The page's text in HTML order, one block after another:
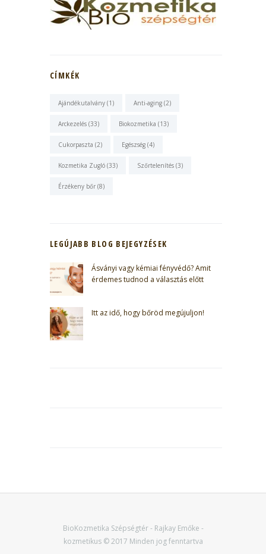
CÍMKÉK
Ajándékutalvány (1) Anti-aging (2)
Arckezelés (33) Biokozmetika (13)
Cukorpaszta (2) Egészség (4)
Kozmetika Zugló (33) Szőrtelenítés (3)
Érzékeny bőr (8)
LEGÚJABB BLOG BEJEGYZÉSEK
Ásványi vagy kémiai fényvédő? Amit
érdemes tudnod a választás előtt
Itt az idő, hogy bőröd megújuljon!
BioKozmetika Szépségtér - Rajkay Emőke -
kozmetikus © 2017 Minden jog fenntartva